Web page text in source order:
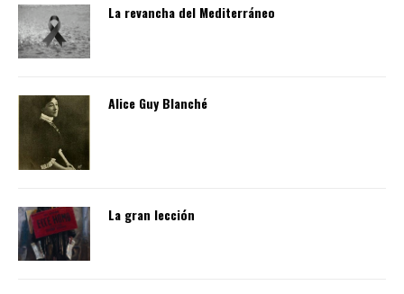
La revancha del Mediterráneo
Alice Guy Blanché
La gran lección